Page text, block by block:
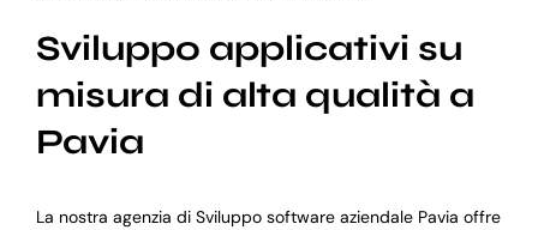
Sviluppo applicativi su
misura di alta qualità a
Pavia
La nostra agenzia di Sviluppo software aziendale Pavia offre